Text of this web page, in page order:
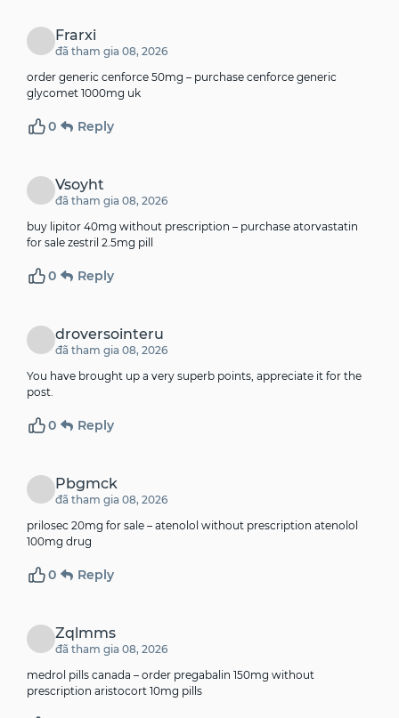
Frarxi
đã tham gia 08, 2026
order generic cenforce 50mg – purchase cenforce generic
glycomet 1000mg uk
0 Reply
Vsoyht
đã tham gia 08, 2026
buy lipitor 40mg without prescription – purchase atorvastatin
for sale zestril 2.5mg pill
0 Reply
droversointeru
đã tham gia 08, 2026
You have brought up a very superb points, appreciate it for the
post.
0 Reply
Pbgmck
đã tham gia 08, 2026
prilosec 20mg for sale – atenolol without prescription atenolol
100mg drug
0 Reply
Zqlmms
đã tham gia 08, 2026
medrol pills canada – order pregabalin 150mg without
prescription aristocort 10mg pills